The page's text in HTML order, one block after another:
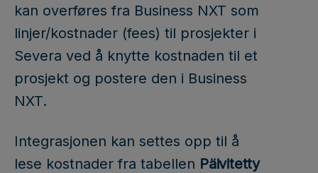
kan overføres fra Business NXT som
linjer/kostnader (fees) til prosjekter i
Severa ved å knytte kostnaden til et
prosjekt og postere den i Business
NXT.
Integrasjonen kan settes opp til å
lese kostnader fra tabellen Päivitetty